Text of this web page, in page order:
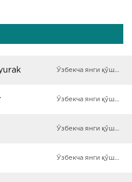
Ўзбекча янги қўшиқлар
Ўзбекча янги қўшиқлар
Ўзбекча янги қўшиқлар
Ўзбекча янги қўшиқлар